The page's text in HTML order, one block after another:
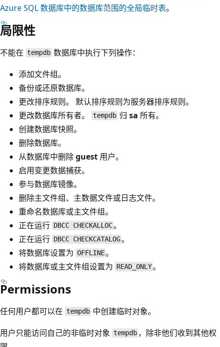
Azure SQL 数据库中的数据库范围的全局临时表。
局限性
不能在 tempdb 数据库中执行下列操作：
添加文件组。
备份或还原数据库。
更改排序规则。 默认排序规则为服务器排序规则。
更改数据库所有者。
tempdb 归sa 所有。
创建数据库快照。
删除数据库。
从数据库中删除guest 用户。
启用变更数据捕获。
参与数据库镜像。
删除主文件组、主数据文件或日志文件。
重命名数据库或主文件组。
正在运行 DBCC CHECKALLOC。
正在运行 DBCC CHECKCATALOG。
将数据库设置为 OFFLINE。
将数据库或主文件组设置为 READ_ONLY。
Permissions
任何用户都可以在 tempdb 中创建临时对象。
用户只能访问自己的非临时对象 tempdb ，除非他们收到其他权